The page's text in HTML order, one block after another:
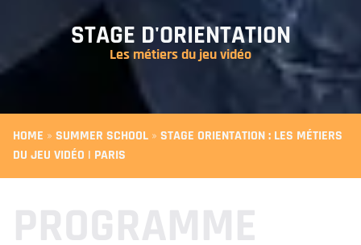
STAGE D'ORIENTATION
Les métiers du jeu vidéo
HOME » SUMMER SCHOOL » STAGE ORIENTATION : LES MÉTIERS
DU JEU VIDÉO | PARIS